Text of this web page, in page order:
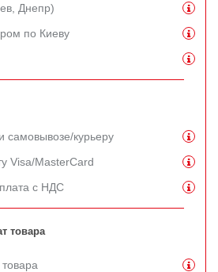
Днепр)
по Киеву
самовывозе/курьеру
Visa/MasterCard
с НДС
товара